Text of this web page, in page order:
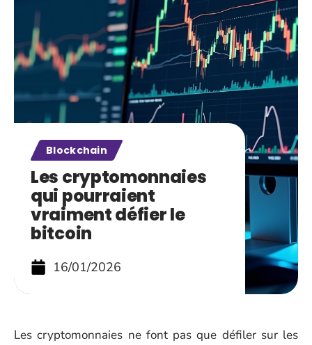
Blockchain
Les cryptomonnaies
qui pourraient
vraiment défier le
bitcoin
16/01/2026
Les cryptomonnaies ne font pas que défiler sur les